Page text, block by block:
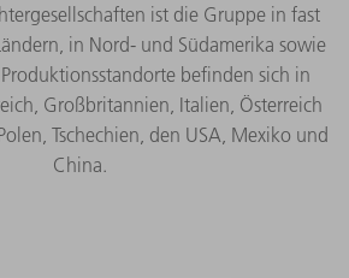
ist die Gruppe in fast
in Nord- und Südamerika sowie
befinden sich in
Großbritannien, Italien, Österreich
Tschechien, den USA, Mexiko und
China.